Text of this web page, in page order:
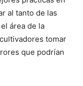
al tanto de las
área de la
tomar
que podrían